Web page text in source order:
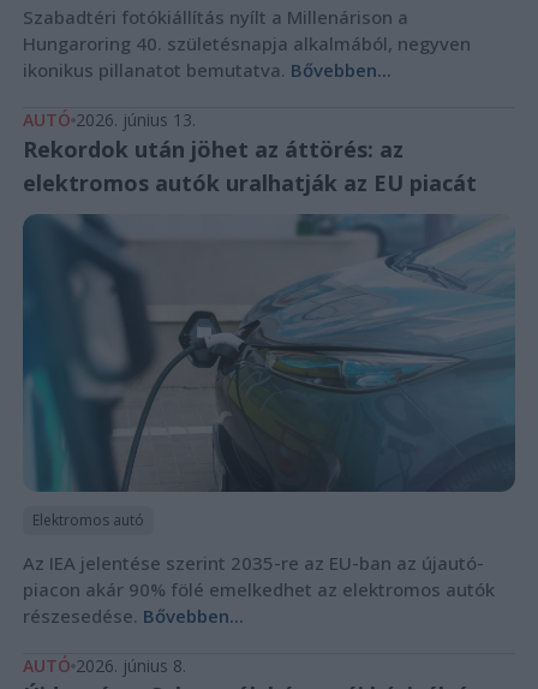
Szabadtéri fotókiállítás nyílt a Millenárison a
Hungaroring 40. születésnapja alkalmából, negyven
ikonikus pillanatot bemutatva. Bővebben...
AUTÓ 2026. június 13.
Rekordok után jöhet az áttörés: az
elektromos autók uralhatják az EU piacát
Elektromos autó
Az IEA jelentése szerint 2035-re az EU-ban az újautó-
piacon akár 90% fölé emelkedhet az elektromos autók
részesedése. Bővebben...
AUTÓ 2026. június 8.